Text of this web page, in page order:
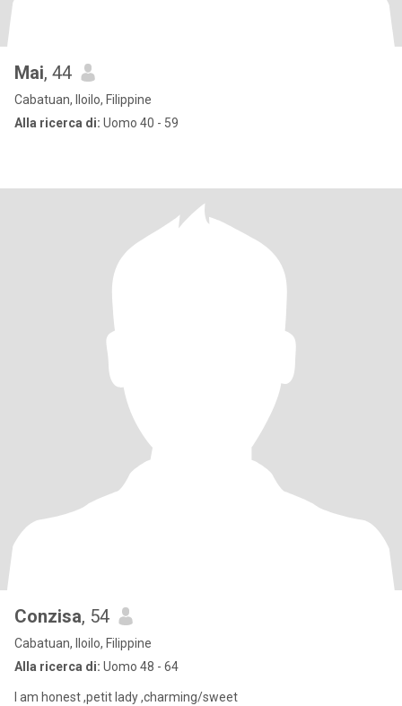
Mai, 44
Cabatuan, Iloilo, Filippine
Alla ricerca di: Uomo 40 - 59
Conzisa, 54
Cabatuan, Iloilo, Filippine
Alla ricerca di: Uomo 48 - 64
I am honest ,petit lady ,charming/sweet